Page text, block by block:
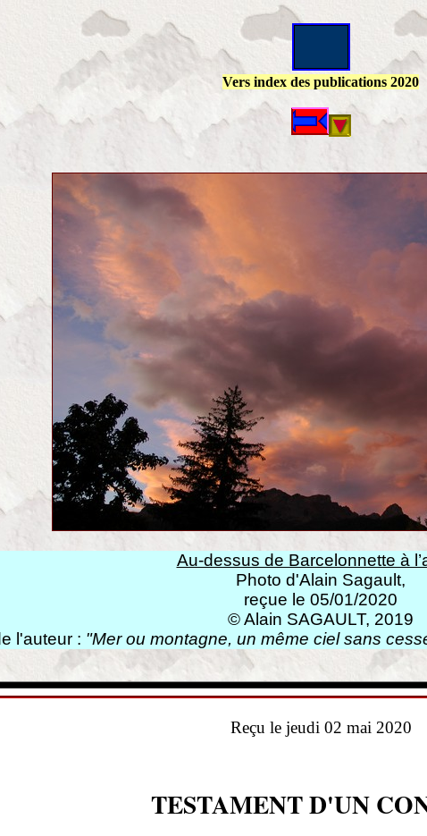
Vers index des publications 2020
Au-dessus de Barcelonnette à
Photo d'Alain Sagault,
reçue le 05/01/2020
© Alain SAGAULT, 2019
l'auteur : "Mer ou montagne, un même ciel sans
Reçu le jeudi 02 mai 2020
TESTAMENT D'UN